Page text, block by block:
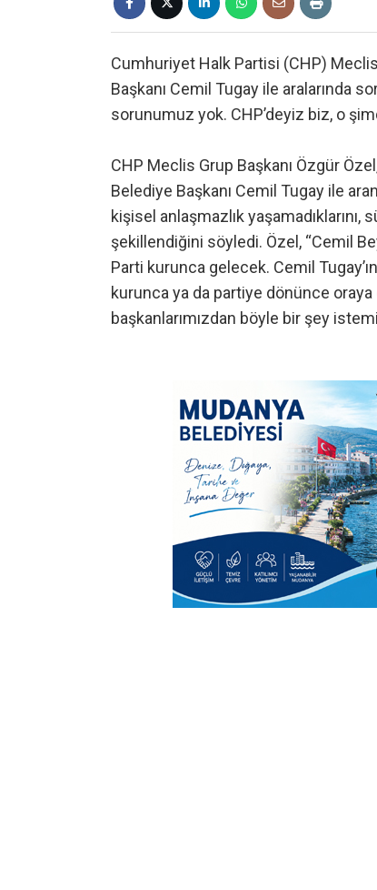
Cumhuriyet Halk Partisi (CHP)
Başkanı Cemil Tugay ile aralarında
sorunumuz yok. CHP’deyiz biz, o
CHP Meclis Grup Başkanı Özgür
Belediye Başkanı Cemil Tugay ile
kişisel anlaşmazlık
şekillendiğini söyledi. Özel, “Cemil
Parti kurunca gelecek. Cemil
kurunca ya da partiye dönünce oraya
başkanlarımızdan böyle bir şey